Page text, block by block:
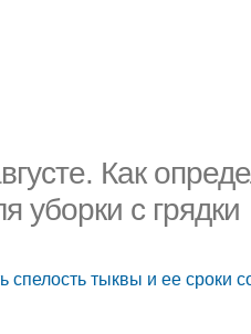
Как
уборки с грядки
спелость тыквы и ее сроки